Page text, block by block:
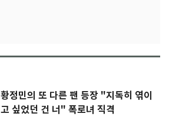
황정민의 또 다른 팬 등장 "지독히 엮이
고 싶었던 건 너" 폭로녀 직격